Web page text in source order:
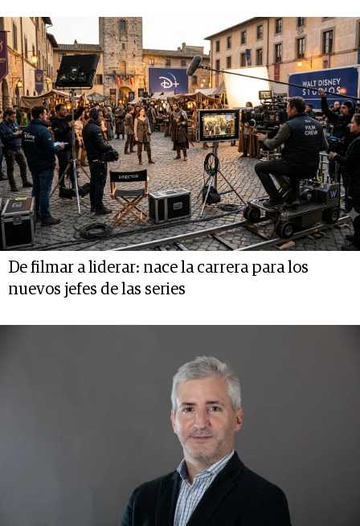
De filmar a liderar: nace la carrera para los
nuevos jefes de las series